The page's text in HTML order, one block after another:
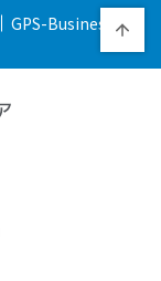
GPS-Business